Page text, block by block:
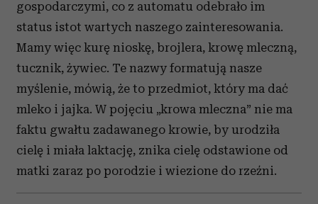
gospodarczymi, co z automatu odebrało im
status istot wartych naszego zainteresowania.
Mamy więc kurę nioskę, brojlera, krowę mleczną,
tucznik, żywiec. Te nazwy formatują nasze
myślenie, mówią, że to przedmiot, który ma dać
mleko i jajka. W pojęciu „krowa mleczna” nie ma
faktu gwałtu zadawanego krowie, by urodziła
cielę i miała laktację, znika cielę odstawione od
matki zaraz po porodzie i wiezione do rzeźni.